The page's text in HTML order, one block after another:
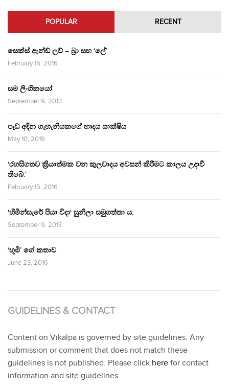
POPULAR RECENT
සෙක්ස් ඇන්ඩ් ලව් – බ්‍රා සහ ‘ලේ’
February 15, 2016
සම ලිංගිකයෝ
September 9, 2013
පෑඩ් අඳින ගැහැනියකගේ හෘදය සාක්ෂිය
May 10, 2019
‘රහසිගතව ක්‍රියාත්මක වන කුලවාදය අවසන් කිරීමට කාලය උදාවී
තිබේ.’
February 15, 2016
‘හිමින්සැරේ පියා විදා‘ සුනිලා සමුගත්තා ය.
September 9, 2013
‘භූමි’ ගේ කතාව
June 23, 2016
GUIDELINES & CONTACT
Content on Vikalpa is governed by site guidelines. Any
submission or comment that does not match these
guidelines is not published. Please click here for contact
information and site guidelines.